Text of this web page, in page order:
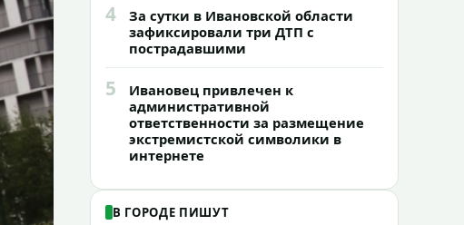
4
За сутки в Ивановской области
зафиксировали три ДТП с
пострадавшими
5
Ивановец привлечен к
административной
ответственности за размещение
экстремистской символики в
интернете
В ГОРОДЕ ПИШУТ